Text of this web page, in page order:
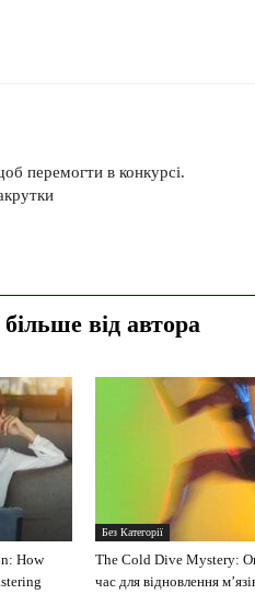
перемогти в конкурсі.
більше від автора
How
Без Категорії
The Cold Dive Mystery:
час для відновлення